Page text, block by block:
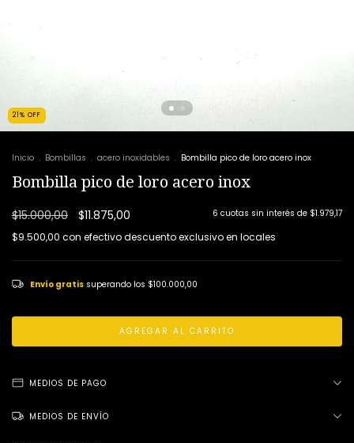
21% OFF
Inicio . Bombillas . acero inoxidables . Bombilla pico de loro acero inox
Bombilla pico de loro acero inox
$15.000,00 $11.875,00 6 cuotas sin interés de $1.979,17
$9.500,00 con efectivo descuento exclusivo en locales
Envío gratis superando los $100.000,00
MEDIOS DE PAGO
MEDIOS DE ENVÍO